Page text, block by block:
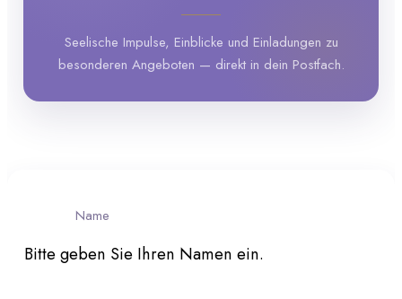
Seelische Impulse, Einblicke und Einladungen zu
besonderen Angeboten — direkt in dein Postfach.
Bitte geben Sie Ihren Namen ein.